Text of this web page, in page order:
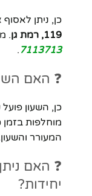
כן, ניתן
119, רמת גן
.
7113713
.
❓ האם
כן, השעון
מוחלפות
המעורר
❓ האם
יחידות?